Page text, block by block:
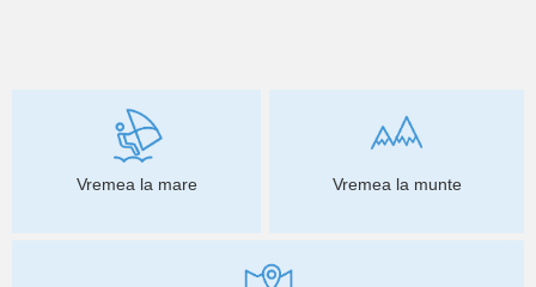
Vremea la mare Vremea la munte